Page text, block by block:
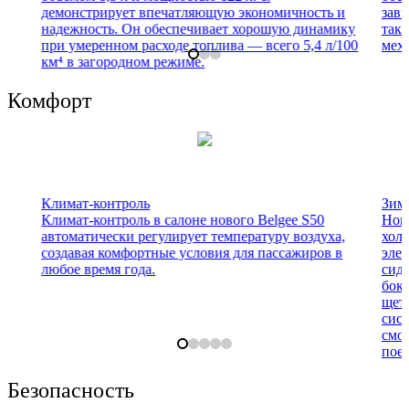
демонстрирует впечатляющую экономичность и
надежность. Он обеспечивает хорошую динамику
при умеренном расходе топлива — всего 5,4 л/100
км⁴ в загородном режиме.
Комфорт
Климат-контроль
Климат-контроль в салоне нового Belgee S50
автоматически регулирует температуру воздуха,
создавая комфортные условия для пассажиров в
любое время года.
Безопасность